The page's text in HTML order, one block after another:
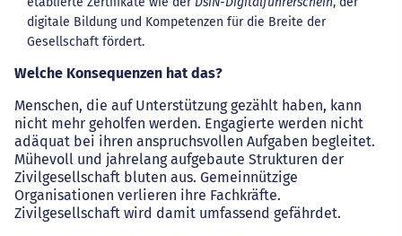
digitale Bildung und Kompetenzen für die Breite der
Gesellschaft fördert.
Welche Konsequenzen hat das?
Menschen, die auf Unterstützung gezählt haben, kann
nicht mehr geholfen werden. Engagierte werden nicht
adäquat bei ihren anspruchsvollen Aufgaben begleitet.
Mühevoll und jahrelang aufgebaute Strukturen der
Zivilgesellschaft bluten aus. Gemeinnützige
Organisationen verlieren ihre Fachkräfte.
Zivilgesellschaft wird damit umfassend gefährdet.